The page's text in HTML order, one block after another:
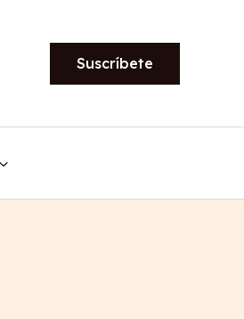
Suscríbete